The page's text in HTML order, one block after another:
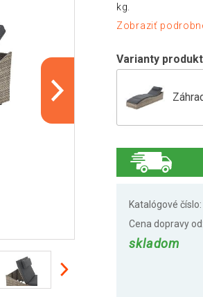
kg.
Zobraziť
Varianty
Katalógové číslo:
Cena dopravy od:
skladom